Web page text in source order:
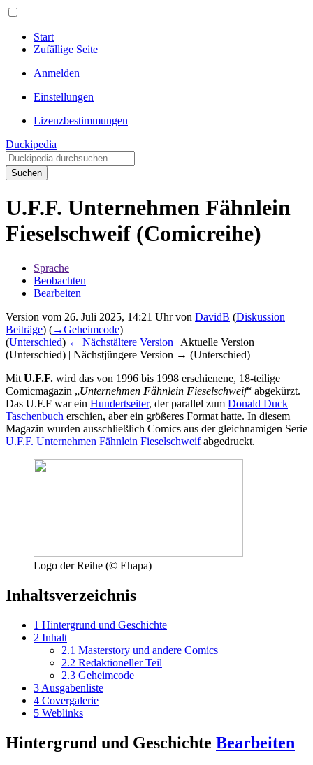
Start
Zufällige Seite
Anmelden
Einstellungen
Lizenzbestimmungen
Duckipedia
Suchen
U.F.F. Unternehmen Fähnlein
Fieselschweif (Comicreihe)
Sprache
Beobachten
Bearbeiten
Version vom 26. Juli 2025, 14:21 Uhr von DavidB (Diskussion |
Beiträge) (→Geheimcode)
(Unterschied) ← Nächstältere Version | Aktuelle Version
(Unterschied) | Nächstjüngere Version → (Unterschied)
Mit U.F.F. wird das von 1996 bis 1998 erschienene, 18-teilige
Comicmagazin „Unternehmen Fähnlein Fieselschweif“ abgekürzt.
Das U.F.F war ein Hundertseiter, der parallel zum Donald Duck
Taschenbuch erschien, aber ein größeres Format hatte. In diesem
Magazin wurden ausschließlich Comics aus der gleichnamigen Serie
U.F.F. Unternehmen Fähnlein Fieselschweifabgedruckt.
Logo der Reihe (© Ehapa)
Inhaltsverzeichnis
1 Hintergrund und Geschichte
2 Inhalt
2.1 Masterstory und andere Comics
2.2 Redaktioneller Teil
2.3 Geheimcode
3 Ausgabenliste
4 Covergalerie
5 Weblinks
Hintergrund und Geschichte Bearbeiten